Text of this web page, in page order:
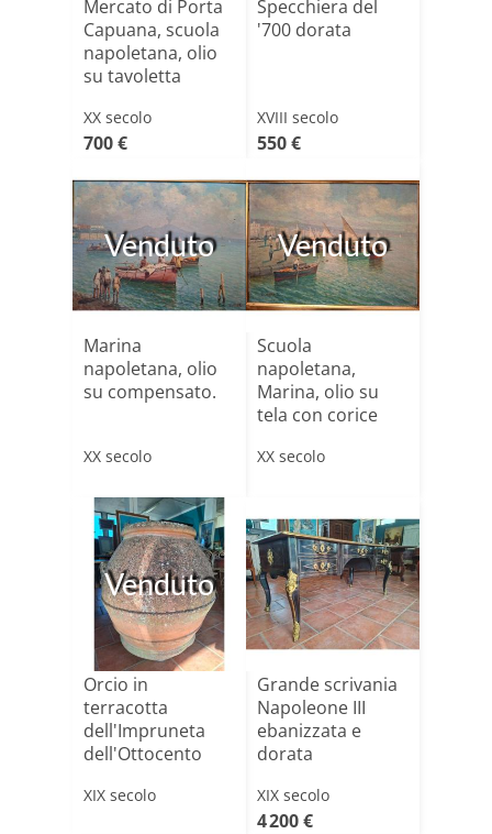
Mercato di Porta
Capuana, scuola
napoletana, olio
su tavoletta
XX secolo
700 €
Specchiera del
'700 dorata
XVIII secolo
550 €
Venduto
Marina
napoletana, olio
su compensato.
XX secolo
Venduto
Scuola
napoletana,
Marina, olio su
tela con corice
XX secolo
Venduto
Orcio in
terracotta
dell'Impruneta
dell'Ottocento
XIX secolo
Grande scrivania
Napoleone III
ebanizzata e
dorata
XIX secolo
4 200 €